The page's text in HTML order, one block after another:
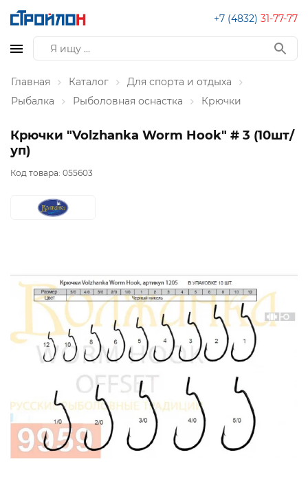
+7 (4832) 31-77-77
Главная Каталог
Для спорта и отдыха
Рыбалка
Рыболовная оснастка Крючки
Крючки "Volzhanka Worm Hook" # 3 (10шт/
уп)
Код товара: 055603